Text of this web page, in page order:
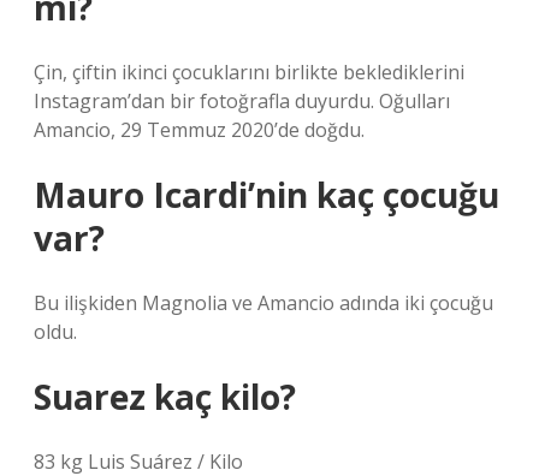
Çin, çiftin ikinci çocuklarını birlikte beklediklerini
Instagram’dan bir fotoğrafla duyurdu. Oğulları
Amancio, 29 Temmuz 2020’de doğdu.
Mauro Icardi’nin kaç çocuğu
var?
Bu ilişkiden Magnolia ve Amancio adında iki çocuğu
oldu.
Suarez kaç kilo?
83 kg Luis Suárez / Kilo